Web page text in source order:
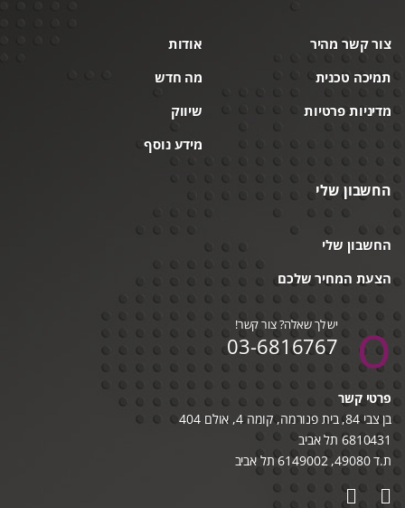
צור קשר מהיר
תמיכה טכנית
מדיניות פרטיות
אודות
מה חדש
שיווק
מידע נוסף
החשבון שלי
החשבון שלי
הצעת המחיר שלכם
יש לך שאלה? צור קשר!
03-6816767
פרטי קשר
בן צבי 84, בית פנורמה, קומה 4, אולם 404
6810431 תל אביב
ת.ד 49080, 6149002 תל אביב